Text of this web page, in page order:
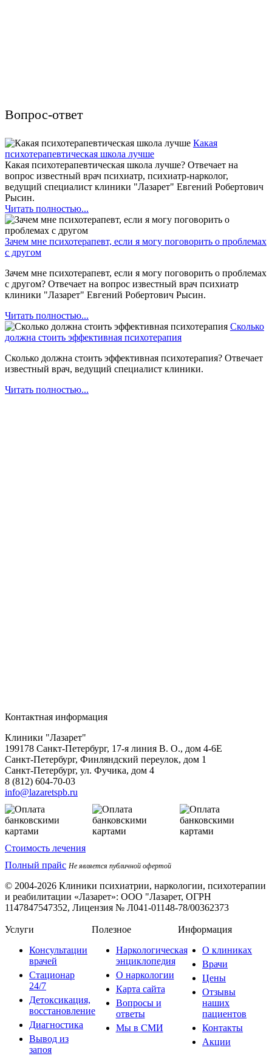
Вопрос-ответ
Какая
психотерапевтическая школа лучше
Какая психотерапевтическая школа лучше? Отвечает на
вопрос известный врач психиатр, психиатр-нарколог,
ведущий специалист клиники "Лазарет" Евгений Робертович
Рысин.
Читать полностью...
Зачем мне психотерапевт, если я могу поговорить о проблемах
с другом
Зачем мне психотерапевт, если я могу поговорить о проблемах
с другом? Отвечает на вопрос известный врач психиатр
клиники "Лазарет" Евгений Робертович Рысин.
Читать полностью...
Сколько
должна стоить эффективная психотерапия
Сколько должна стоить эффективная психотерапия? Отвечает
известный врач, ведущий специалист клиники.
Читать полностью...
Контактная информация
Клиники "Лазарет"
199178 Санкт-Петербург, 17-я линия В. О., дом 4-6Е
Санкт-Петербург, Финляндский переулок, дом 1
Санкт-Петербург, ул. Фучика, дом 4
8 (812) 604-70-03
info@lazaretspb.ru
Стоимость лечения
Полный прайс Не является публичной офертой
© 2004-2026 Клиники психиатрии, наркологии, психотерапии
и реабилитации «Лазарет»: ООО "Лазарет, ОГРН
1147847547352, Лицензия № Л041-01148-78/00362373
Услуги
Консультации
врачей
Стационар
24/7
Детоксикация,
восстановление
Диагностика
Вывод из
запоя
Полезное
Наркологическая
энциклопедия
О наркологии
Карта сайта
Вопросы и
ответы
Мы в СМИ
Информация
О клиниках
Врачи
Цены
Отзывы
наших
пациентов
Контакты
Акции